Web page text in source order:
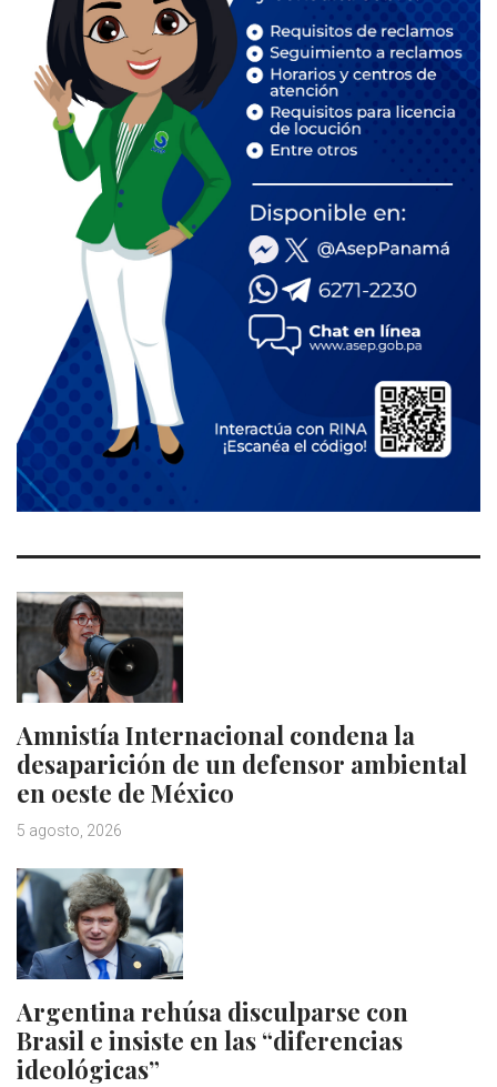
Amnistía Internacional condena la
desaparición de un defensor ambiental
en oeste de México
5 agosto, 2026
Argentina rehúsa disculparse con
Brasil e insiste en las “diferencias
ideológicas”